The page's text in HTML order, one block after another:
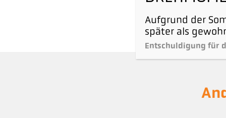
Aufgrund der
später als
Entschuldigung für